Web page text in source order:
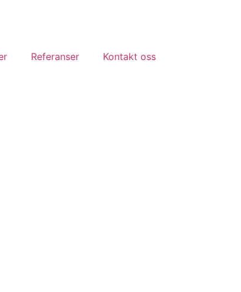
Referanser Kontakt oss